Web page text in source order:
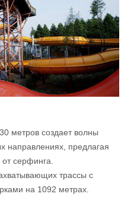
метров создает волны
направлениях, предлагая
серфинга.
трассы с
на 1092 метрах.